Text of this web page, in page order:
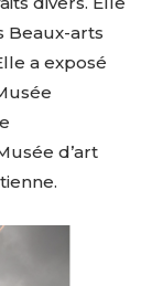
Beaux-arts
a exposé
d’art